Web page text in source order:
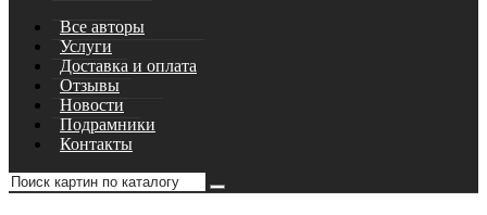
Все авторы
Услуги
Доставка и оплата
Отзывы
Новости
Подрамники
Контакты